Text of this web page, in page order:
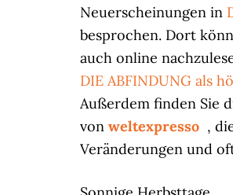
Neuerscheinungen in
besprochen. Dort
auch online
DIE ABFINDUNG als
Außerdem finden Sie
von weltexpresso ,
Veränderungen und